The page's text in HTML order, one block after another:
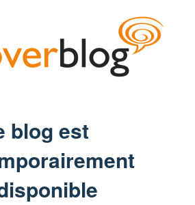
blog est